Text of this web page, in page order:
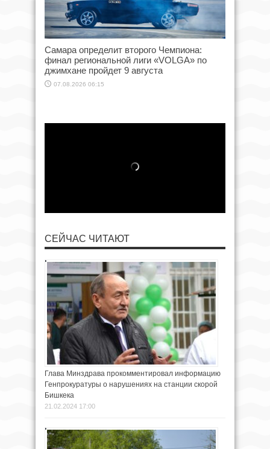
Самара определит второго Чемпиона:
финал региональной лиги «VOLGA» по
джимхане пройдет 9 августа
07.08.2026 06:15
СЕЙЧАС ЧИТАЮТ
Глава Минздрава прокомментировал информацию
Генпрокуратуры о нарушениях на станции скорой
Бишкека
21.02.2024 17:00